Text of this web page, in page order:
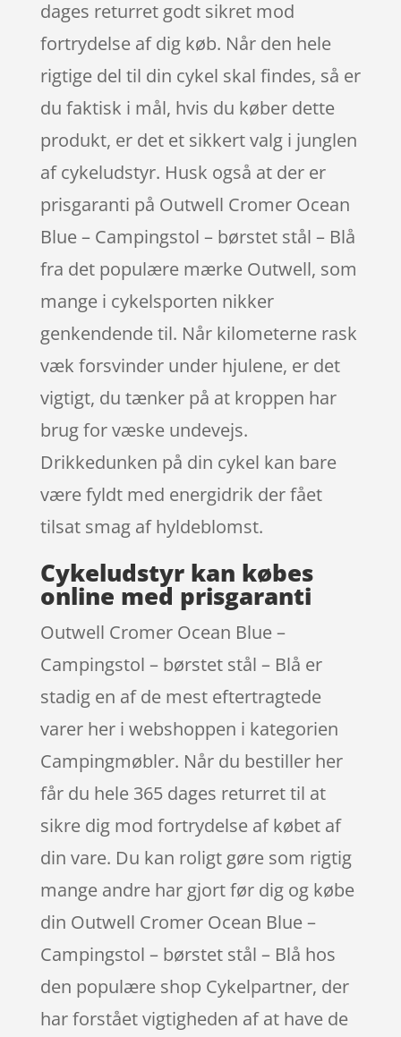
dages returret godt sikret mod
fortrydelse af dig køb. Når den hele
rigtige del til din cykel skal findes, så er
du faktisk i mål, hvis du køber dette
produkt, er det et sikkert valg i junglen
af cykeludstyr. Husk også at der er
prisgaranti på Outwell Cromer Ocean
Blue – Campingstol – børstet stål – Blå
fra det populære mærke Outwell, som
mange i cykelsporten nikker
genkendende til. Når kilometerne rask
væk forsvinder under hjulene, er det
vigtigt, du tænker på at kroppen har
brug for væske undevejs.
Drikkedunken på din cykel kan bare
være fyldt med energidrik der fået
tilsat smag af hyldeblomst.
Cykeludstyr kan købes
online med prisgaranti
Outwell Cromer Ocean Blue –
Campingstol – børstet stål – Blå er
stadig en af de mest eftertragtede
varer her i webshoppen i kategorien
Campingmøbler. Når du bestiller her
får du hele 365 dages returret til at
sikre dig mod fortrydelse af købet af
din vare. Du kan roligt gøre som rigtig
mange andre har gjort før dig og købe
din Outwell Cromer Ocean Blue –
Campingstol – børstet stål – Blå hos
den populære shop Cykelpartner, der
har forstået vigtigheden af at have de